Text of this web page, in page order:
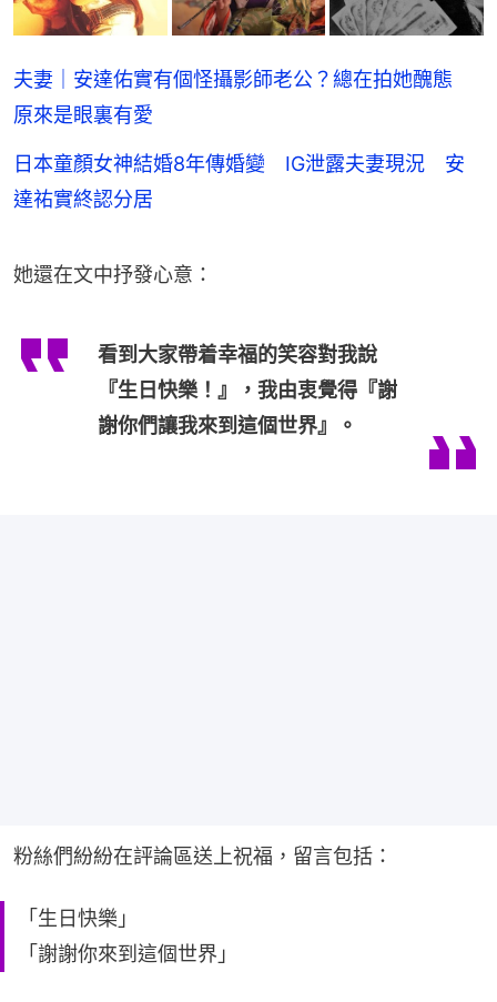
夫妻｜安達佑實有個怪攝影師老公？總在拍她醜態
原來是眼裏有愛
日本童顏女神結婚8年傳婚變 IG泄露夫妻現況 安
達祐實終認分居
她還在文中抒發心意：
看到大家帶着幸福的笑容對我說
『生日快樂！』，我由衷覺得『謝
謝你們讓我來到這個世界』。
粉絲們紛紛在評論區送上祝福，留言包括：
「生日快樂」
「謝謝你來到這個世界」